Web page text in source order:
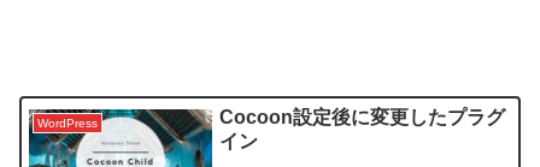
WordPress
Cocoon設定後に変更したプラグ
イン